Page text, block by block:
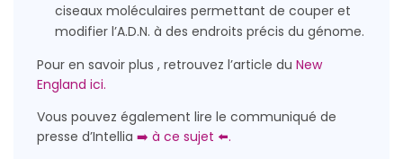
ciseaux moléculaires permettant de couper et
modifier l’A.D.N. à des endroits précis du génome.
Pour en savoir plus , retrouvez l’article du New
England ici.
Vous pouvez également lire le communiqué de
presse d’Intellia ➡️ à ce sujet ⬅️.